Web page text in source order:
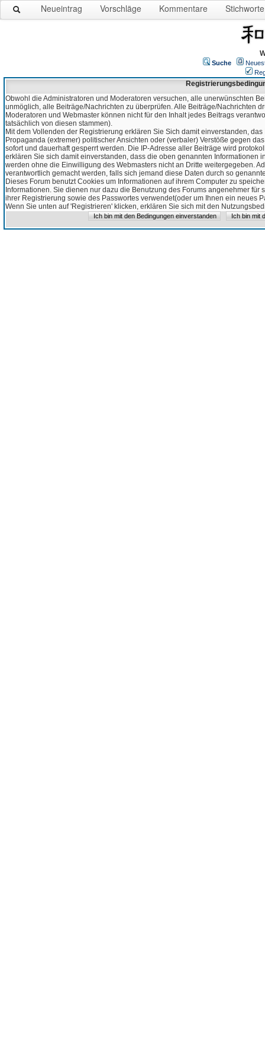
Neueintrag Vorschläge Kommentare Stichworte
Suche
Obwohl die Administratoren und Moderatoren versuchen, alle unerwünschten
unmöglich, alle Beiträge/Nachrichten zu überprüfen. Alle Beiträge/Nachrichten
Moderatoren und Webmaster können nicht für den Inhalt jedes Beitrags
tatsächlich von diesen stammen).
Mit dem Vollenden der Registrierung erklären Sie Sich damit einverstanden,
Propaganda (extremer) politischer Ansichten oder (verbaler) Verstöße gegen
sofort und dauerhaft gesperrt werden. Die IP-Adresse aller Beiträge wird
erklären Sie sich damit einverstanden, dass die oben genannten Informationen
werden ohne die Einwilligung des Webmasters nicht an Dritte weitergegeben.
verantwortlich gemacht werden, falls sich jemand diese Daten durch so
Dieses Forum benutzt Cookies um Informationen auf ihrem Computer zu
Informationen. Sie dienen nur dazu die Benutzung des Forums angenehmer
ihrer Registrierung sowie des Passwortes verwendet(oder um Ihnen ein neues
Wenn Sie unten auf 'Registrieren' klicken, erklären Sie sich mit den